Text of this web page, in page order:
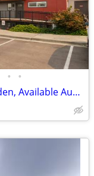
• •
Beautiful 2 Bed/1 Bath Condo in Lynden, Available August 1st